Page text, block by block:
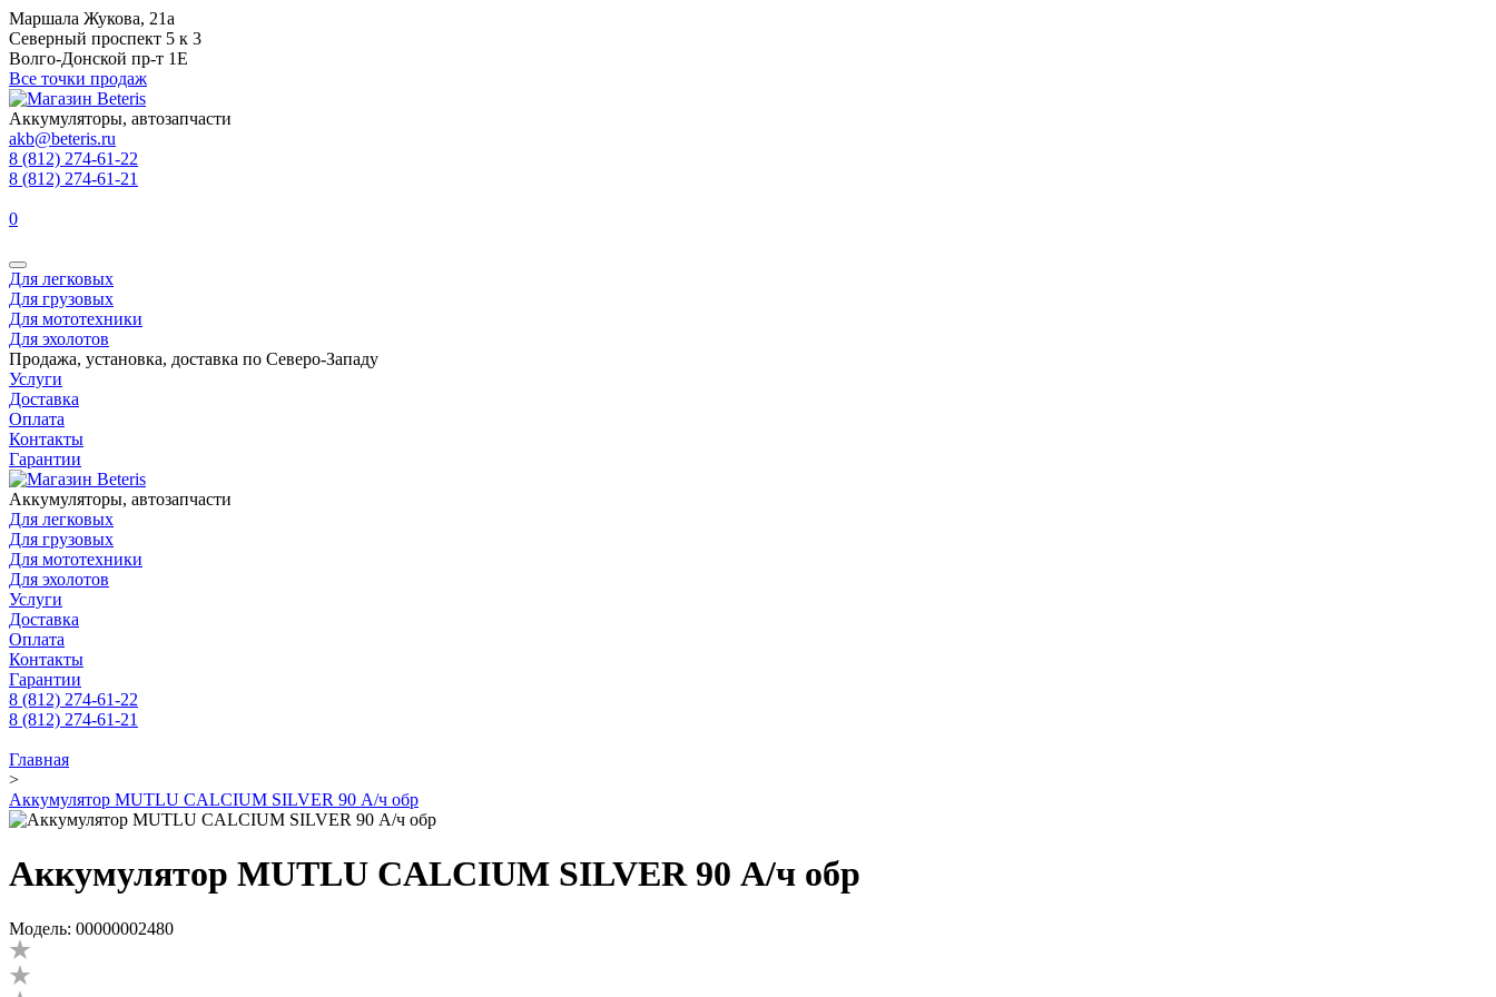
Маршала Жукова, 21а
Северный проспект 5 к 3
Волго-Донской пр-т 1Е
Все точки продаж
Аккумуляторы, автозапчасти
akb@beteris.ru
8 (812) 274-61-22
8 (812) 274-61-21
0
Для легковых
Для грузовых
Для мототехники
Для эхолотов
Продажа, установка, доставка по Северо-Западу
Услуги
Доставка
Оплата
Контакты
Гарантии
Аккумуляторы, автозапчасти
Для легковых
Для грузовых
Для мототехники
Для эхолотов
Услуги
Доставка
Оплата
Контакты
Гарантии
8 (812) 274-61-22
8 (812) 274-61-21
Главная
>
Аккумулятор MUTLU CALCIUM SILVER 90 А/ч обр
Аккумулятор MUTLU CALCIUM SILVER 90 А/ч обр
Модель: 00000002480